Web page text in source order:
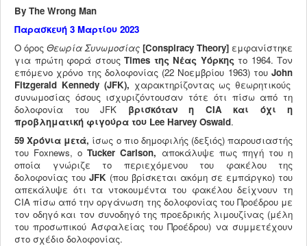
ΣΥΓΧΡΟΝΗ ΣΚΕΨΗ
ΑΡΘΡΑ ΤΡΙΤΩΝ
ΝΑΡΚΩΤΙΚΑ
ΠΟΛΙΤΙΚΗ - ΟΜΙΛΙΕΣ
ΒΙΒΛΙΑ
ΟΙΚΟΝΟΜΙΑ
ΠΌΛΕΜΟΣ ΟΥΚΡΑΝΊΑ
Βy The Wrong Man
Παρασκευή 3 Μαρτίου 2023
O όρος Θεωρία Συνωμοσίας [Conspiracy Theory] εμφανίστηκε
για πρώτη φορά στους Times της Νέας Υόρκης το 1964. Τον
επόμενο χρόνο της δολοφονίας (22 Nοεμβρίου 1963) τουJohn
Fitzgerald Kennedy(JFK), χαρακτηρίζοντας ως θεωρητικούς
συνωμοσίας όσους ισχυριζόντουσαν τότε ότι πίσω από τη
δολοφονία του JFK βρισκόταν η CIAκαι όχι η
προβληματική φιγούρα του Lee Harvey Oswald.
59 Xρόνια μετά, ίσως ο πιο δημοφιλής (δεξιός) παρουσιαστής
του Foxnews, ο Tucker Carlson, αποκάλυψε πως πηγή του η
οποία γνώριζε το περιεχόμενου του φακέλου της
δολοφονίας του JFK (που βρίσκεται ακόμη σε εμπάργκο) του
απεκάλυψε ότι τα ντοκουμέντα του φακέλου δείχνουν τη
CIA πίσω από την οργάνωση της δολοφονίας του Προέδρου με
τον οδηγό και τον συνοδηγό της προεδρικής λιμουζίνας (μέλη
του προσωπικού Ασφαλείας του Προέδρου) να συμμετέχουν
στο σχέδιο δολοφονίας.